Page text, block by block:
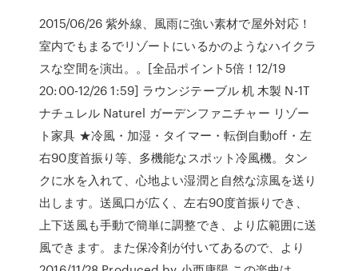
2015/06/26 紫外線、風雨に強い素材で屋外対応！
室内でもまるでリゾートにいるかのようなハイクラ
スな空間を演出。。[全品ポイント5倍！12/19
20:00-12/26 1:59] ラウンジテーブル 机 木製 N-1T
ナチュレル Naturel ガーデンファニチャー リゾー
ト家具 ★冷風・加湿・タイマー・転倒自動off・左
右90度首振り等、多機能なスポット冷風機。タン
クに水を入れて、心地よい湿潤と自然な涼風を送り
出します。送風口が広く、左右90度首振りでき、
上下送風も手動で簡単に調整でき、より広範囲に送
風できます。また保冷剤が付いてあるので、より